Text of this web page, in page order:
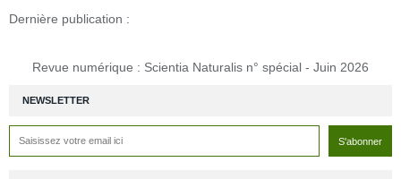
NEWSLETTER
Dernière publication :
Revue numérique : Scientia Naturalis n° spécial - Juin 2026